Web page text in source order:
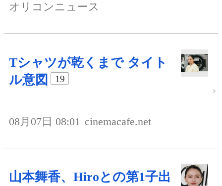
オリコンニュース
Tシャツが乾くまで タイト
ル意図
19
08月07日 08:01 cinemacafe.net
山本舞香、Hiroとの第1子出